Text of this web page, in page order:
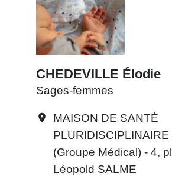
CHEDEVILLE Élodie
Sages-femmes
location_on
MAISON DE SANTÉ
(Groupe Médical) - 4,
Léopold SALME